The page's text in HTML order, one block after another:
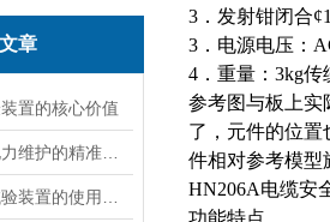
章
置的核心价值
3．发射钳闭合
3．电源电压：
4．重量：3kg
参考图与板上实
了，元件的位
件相对参考模型
HN206A电缆安
功能特点